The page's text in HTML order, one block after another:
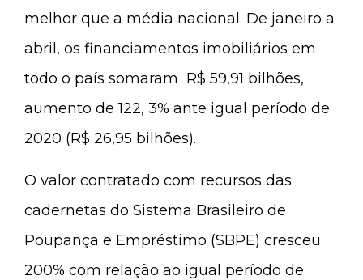
melhor que a média nacional. De janeiro a
abril, os financiamentos imobiliários em
todo o país somaram R$ 59,91 bilhões,
aumento de 122, 3% ante igual período de
2020 (R$ 26,95 bilhões).
O valor contratado com recursos das
cadernetas do Sistema Brasileiro de
Poupança e Empréstimo (SBPE) cresceu
200% com relação ao igual período de